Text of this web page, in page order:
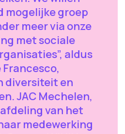
mogelijke groep
meer via onze
met sociale
aldus
diversiteit en
JAC Mechelen,
van het
medewerking